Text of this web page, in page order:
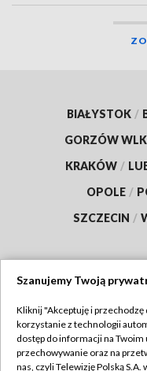
BIAŁYSTOK /
GORZÓW
KRAKÓW /
OPOLE /
SZCZECIN /
Abonament TVP
Szanujemy Twoją
Kliknij "Akceptuję i przechodzę
korzystanie z technologii
dostęp do informacji na
przechowywanie oraz na
nas, czyli Telewizję Polską S.A.